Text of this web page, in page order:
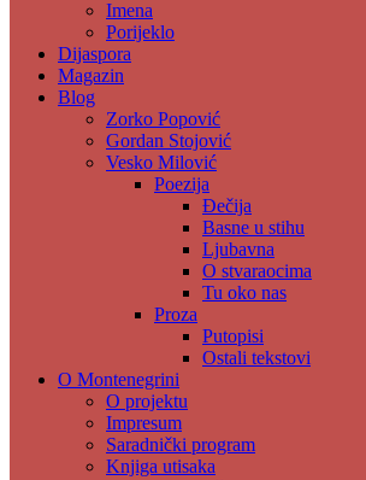
Imena
Porijeklo
Dijaspora
Magazin
Blog
Zorko Popović
Gordan Stojović
Vesko Milović
Poezija
Đečija
Basne u stihu
Ljubavna
O stvaraocima
Tu oko nas
Proza
Putopisi
Ostali tekstovi
O Montenegrini
O projektu
Impresum
Saradnički program
Knjiga utisaka